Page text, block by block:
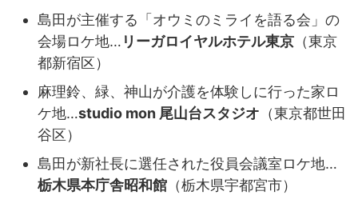
島田が主催する「オウミのミライを語る会」の
会場ロケ地… リーガロイヤルホテル東京 （東京
都新宿区）
麻理鈴、緑、神山が介護を体験しに行った家ロ
ケ地…studio mon 尾山台スタジオ （東京都世田
谷区）
島田が新社長に選任された役員会議室ロケ地…
栃木県本庁舎昭和館 （栃木県宇都宮市）